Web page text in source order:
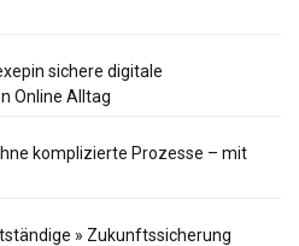
sichere digitale
Online Alltag
komplizierte Prozesse – mit
» Zukunftssicherung